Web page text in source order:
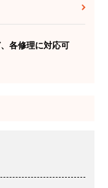
各修理に対応可